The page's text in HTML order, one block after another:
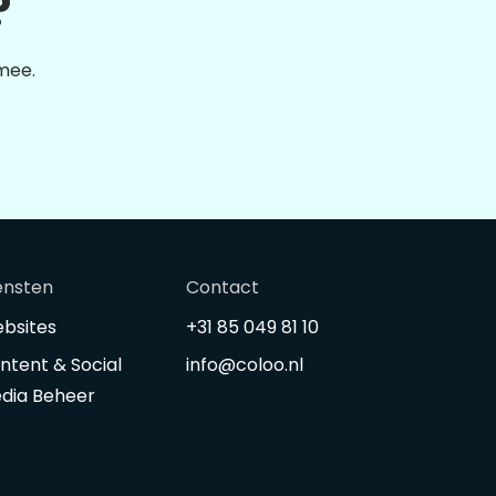
Contact
+31 85 049 81 10
info@coloo.nl
& Social
Beheer